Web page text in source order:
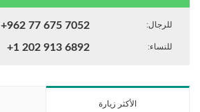
للرجال: +962 77 675 7052
للنساء: +1 202 913 6892
الأكثر زيارة